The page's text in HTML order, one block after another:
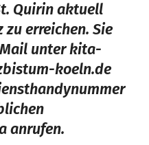
Quirin aktuell
erreichen. Sie
unter kita-
koeln.de
anrufen.